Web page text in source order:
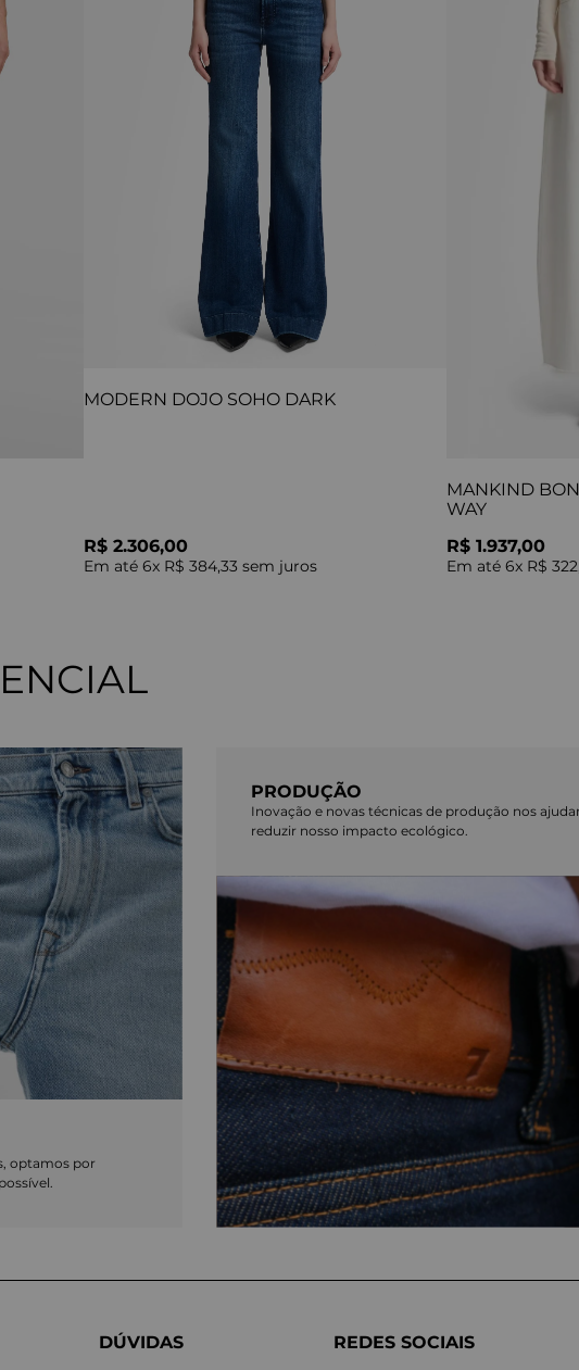
MODERN DOJO SOHO DARK
R$ 2.306,00
Em até 6x R$ 384,33 sem juros
MANKIND
WAY
R$ 1.937,00
Em até 6x R$
optamos por
PRODUÇÃO
Inovação e novas técnicas de produção nos
reduzir nosso impacto ecológico.
DÚVIDAS REDES SOCIAIS